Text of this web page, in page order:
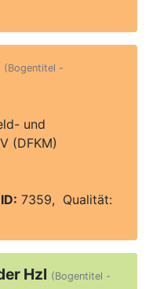
(Bogentitel -
und
(DFKM)
ID: 7359, Qualität:
Hzl (Bogentitel -